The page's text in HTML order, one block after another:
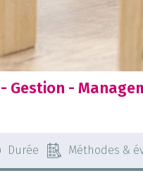
Gestion -
Durée Méthodes &